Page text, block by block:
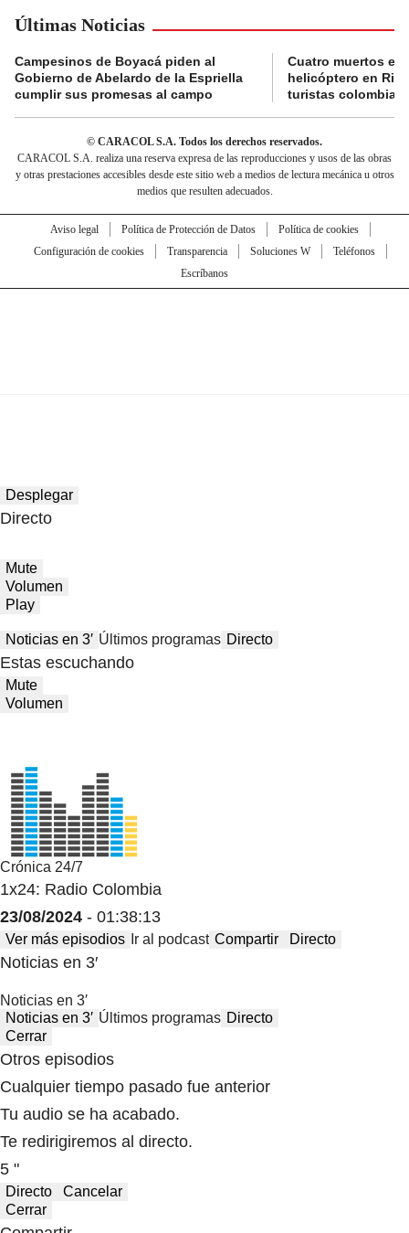
Últimas Noticias
Campesinos de Boyacá piden al
Gobierno de Abelardo de la Espriella
cumplir sus promesas al campo
Cuatro muertos en
helicóptero en
turistas
© CARACOL S.A. Todos los derechos reservados.
CARACOL S.A. realiza una reserva expresa de las reproducciones y usos de las obras
y otras prestaciones accesibles desde este sitio web a medios de lectura mecánica u otros
medios que resulten adecuados.
Aviso legal Política de Protección de Datos
Política de cookies
Configuración de cookies
Transparencia Soluciones W
Teléfonos
Escríbanos
Desplegar
Directo
Mute
Volumen
Play
Noticias en 3′ Últimos programas Directo
Estas escuchando
Mute
Volumen
Crónica 24/7
1x24: Radio Colombia
23/08/2024 - 01:38:13
Ver más episodios Ir al podcast Compartir Directo
Noticias en 3′
Noticias en 3′
Noticias en 3′ Últimos programas Directo
Cerrar
Otros episodios
Cualquier tiempo pasado fue anterior
Tu audio se ha acabado.
Te redirigiremos al directo.
5 "
Directo
Cancelar
Cerrar